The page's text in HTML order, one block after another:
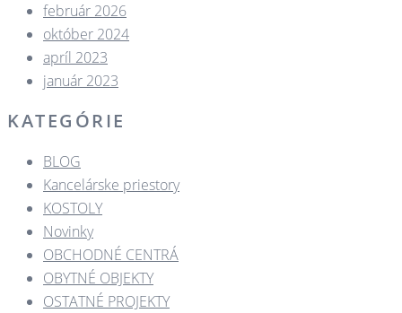
február 2026
október 2024
apríl 2023
január 2023
KATEGÓRIE
BLOG
Kancelárske priestory
KOSTOLY​
Novinky
OBCHODNÉ CENTRÁ​
OBYTNÉ OBJEKTY​
OSTATNÉ PROJEKTY​